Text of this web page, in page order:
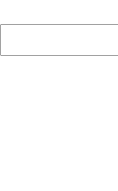
Pesquisar